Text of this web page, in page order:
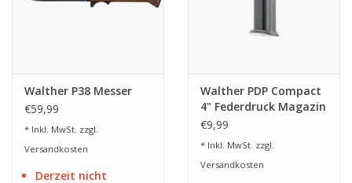
Walther P38 Messer
€59,99
* Inkl. MwSt. zzgl.
Versandkosten
Derzeit nicht
Walther PDP Compact
4" Federdruck Magazin
€9,99
* Inkl. MwSt. zzgl.
Versandkosten